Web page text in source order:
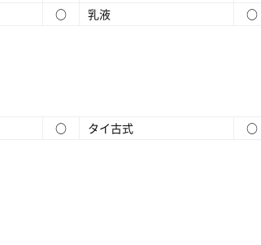
○ 乳液
○
○ タイ古式 ○